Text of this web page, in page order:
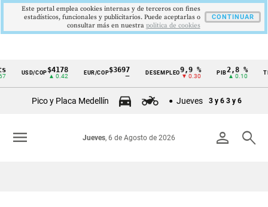
Cintillo
Colombia
USD/COP$4178
▲ 0.42
EUR/COP$3697 DESEMPLEO9,9 %
▼ 0.30
PIB 2,8 %
▲ 0.10
TRM
Pico y Placa Medellín Jueves 3 y 6 3 y 6
person search
Jueves, 6 de Agosto de 2026
menu
Este portal emplea cookies internas y de terceros con fines
estadísticos, funcionales y publicitarios. Puede aceptarlas o
consultar más en nuestra politica de cookies
CONTINUAR